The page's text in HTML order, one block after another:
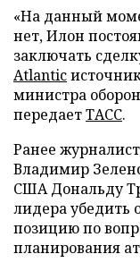
«На данный
нет, Илон
заключать
Atlantic
министра
передаетТАСС.
Ранее
Владимир
США Дональду
лидера убедить
позицию по
планирования